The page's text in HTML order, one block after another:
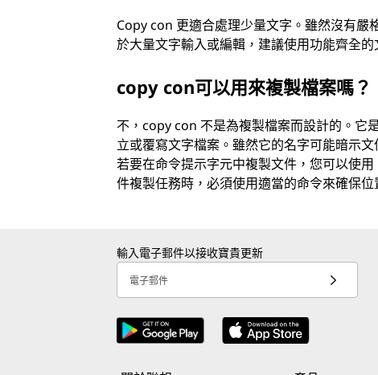
Copy con 更適合處理少量文字。雖然沒有嚴
於大量文字輸入或編輯，建議使用功能齊全
copy con可以用來複製檔案嗎？
不，copy con 不是為複製檔案而設計的。它
立或覆寫文字檔案。雖然它的名字可能暗示
若要在命令提示字元中複製文件，您可以使
件複製任務時，必須使用適當的命令來確保
輸入電子郵件以接收寶貴更新
電子郵件